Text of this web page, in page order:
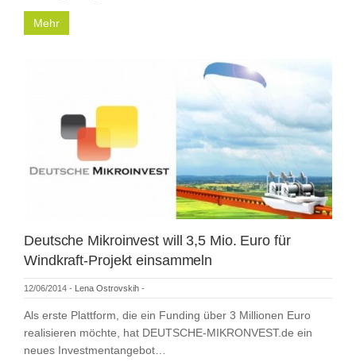
Mehr
Deutsche Mikroinvest will 3,5 Mio. Euro für
Windkraft-Projekt einsammeln
12/06/2014 - Lena Ostrovskih -
Als erste Plattform, die ein Funding über 3 Millionen Euro
realisieren möchte, hat DEUTSCHE-MIKRONVEST.de ein
neues Investmentangebot…